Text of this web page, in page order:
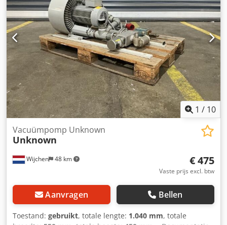
mogelijk van alles in de industriële sectoren Yorick Diebels
1 / 10
Wijchen 48 km
Vacuümpomp Unknown
Unknown
€ 475
Vaste prijs excl. btw
Aanvragen Bellen
Toestand: gebruikt, totale lengte: 1.040 mm, totale